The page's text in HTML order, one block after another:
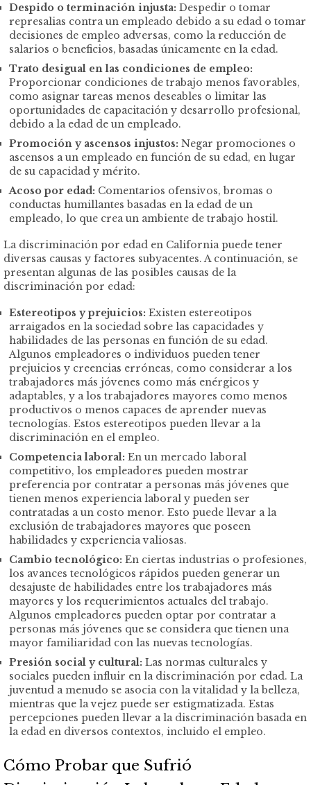
Despido o terminación injusta: Despedir o tomar
represalias contra un empleado debido a su edad o tomar
decisiones de empleo adversas, como la reducción de
salarios o beneficios, basadas únicamente en la edad.
Trato desigual en las condiciones de empleo:
Proporcionar condiciones de trabajo menos favorables,
como asignar tareas menos deseables o limitar las
oportunidades de capacitación y desarrollo profesional,
debido a la edad de un empleado.
Promoción y ascensos injustos: Negar promociones o
ascensos a un empleado en función de su edad, en lugar
de su capacidad y mérito.
Acoso por edad: Comentarios ofensivos, bromas o
conductas humillantes basadas en la edad de un
empleado, lo que crea un ambiente de trabajo hostil.
La discriminación por edad en California puede tener
diversas causas y factores subyacentes. A continuación, se
presentan algunas de las posibles causas de la
discriminación por edad:
Estereotipos y prejuicios: Existen estereotipos
arraigados en la sociedad sobre las capacidades y
habilidades de las personas en función de su edad.
Algunos empleadores o individuos pueden tener
prejuicios y creencias erróneas, como considerar a los
trabajadores más jóvenes como más enérgicos y
adaptables, y a los trabajadores mayores como menos
productivos o menos capaces de aprender nuevas
tecnologías. Estos estereotipos pueden llevar a la
discriminación en el empleo.
Competencia laboral: En un mercado laboral
competitivo, los empleadores pueden mostrar
preferencia por contratar a personas más jóvenes que
tienen menos experiencia laboral y pueden ser
contratadas a un costo menor. Esto puede llevar a la
exclusión de trabajadores mayores que poseen
habilidades y experiencia valiosas.
Cambio tecnológico: En ciertas industrias o profesiones,
los avances tecnológicos rápidos pueden generar un
desajuste de habilidades entre los trabajadores más
mayores y los requerimientos actuales del trabajo.
Algunos empleadores pueden optar por contratar a
personas más jóvenes que se considera que tienen una
mayor familiaridad con las nuevas tecnologías.
Presión social y cultural: Las normas culturales y
sociales pueden influir en la discriminación por edad. La
juventud a menudo se asocia con la vitalidad y la belleza,
mientras que la vejez puede ser estigmatizada. Estas
percepciones pueden llevar a la discriminación basada en
la edad en diversos contextos, incluido el empleo.
Cómo Probar que Sufrió